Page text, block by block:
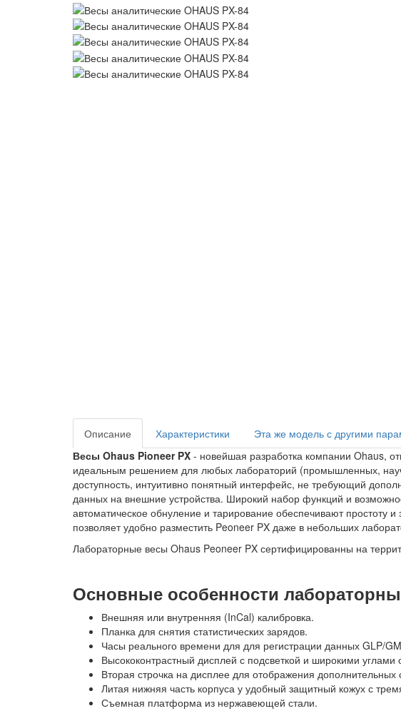
Описание
Характеристики
Эта же модель с другими
Весы Ohaus Pioneer PX - новейшая разработка компании Ohaus,
идеальным решением для любых лабораторий (промышленных,
доступность, интуитивно понятный интерфейс, не требующий
данных на внешние устройства. Широкий набор функций и
автоматическое обнуление и тарирование обеспечивают
позволяет удобно разместить Peoneer PX даже в небольших
Лабораторные весы Ohaus Peoneer PX сертифицированны на
Основные особенности
Внешняя или внутренняя (InCal) калибровка.
Планка для снятия статистических зарядов.
Часы реального времени для для регистрации данных GLP/
Высококонтрастный дисплей с подсветкой и широкими углами
Вторая строчка на дисплее для отображения
Литая нижняя часть корпуса у удобный защитный кожух с
Съемная платформа из нержавеющей стали.